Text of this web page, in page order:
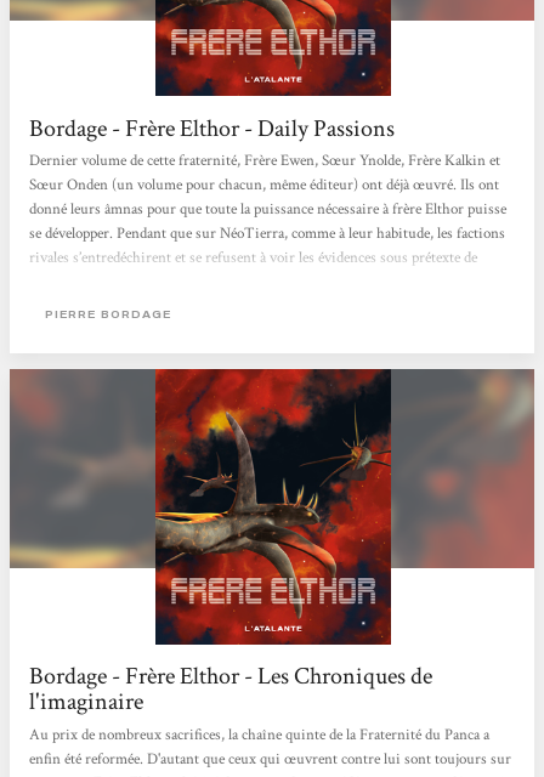
Bordage - Frère Elthor - Daily Passions
Dernier volume de cette fraternité, Frère Ewen, Sœur Ynolde, Frère Kalkin et
Sœur Onden (un volume pour chacun, même éditeur) ont déjà œuvré. Ils ont
donné leurs âmnas pour que toute la puissance nécessaire à frère Elthor puisse
se développer. Pendant que sur NéoTierra, comme à leur habitude, les factions
rivales s’entredéchirent et se refusent à voir les évidences sous prétexte de
dévore tout sur son passage s’approche de notre...
PIERRE BORDAGE
Bordage - Frère Elthor - Les Chroniques de
l'imaginaire
Au prix de nombreux sacrifices, la chaîne quinte de la Fraternité du Panca a
enfin été reformée. D'autant que ceux qui œuvrent contre lui sont toujours sur